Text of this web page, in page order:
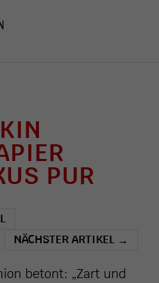
PUR
NÄCHSTER ARTIKEL →
betont: „Zart und